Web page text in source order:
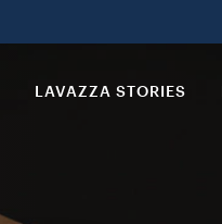
LAVAZZA STORIES